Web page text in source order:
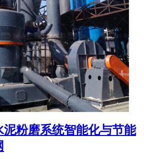
泥粉磨系统智能化与节能